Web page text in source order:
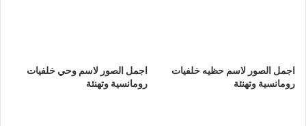
اجمل الصور لاسم حظيه خلفيات
رومانسية وتهنئة
اجمل الصور لاسم وحي خلفيات
رومانسية وتهنئة